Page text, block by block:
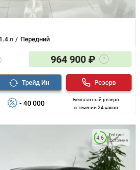
1.4 л Передний
964 900 ₽
- 40 000
Трейд Ин
Бесплатный резерв
в течении 24 часов
Резерв
Рейтинг
состояния
4.6